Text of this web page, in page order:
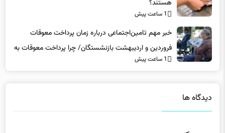
خبر مهم تامین‌اجتماعی درباره زمان پرداخت معوقات
فروردین و اردیبهشت بازنشستگان/ چرا پرداخت معوقات به
تاخیر افتاد؟